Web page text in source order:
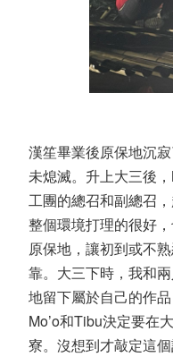
漢笙畢業後原保地沉
未熄滅。升上大三後，
工團的總召和副總召
整個環境打理的很好
原保地，讓初到或不
靠。大三下時，我和
地留下屬於自己的作
Mo’o和Tibu決定要在
寮。沒想到才敲定這